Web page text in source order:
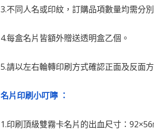
3.不同人名或印紋，訂購品項數量均需分
4.每盒名片皆額外贈送透明盒乙個。
5.請以左右輪轉印刷方式確認正面及反面
名片印刷小叮嚀 ：
1.印刷頂級雙霧卡名片的出血尺寸：